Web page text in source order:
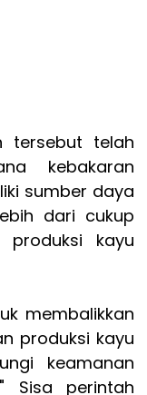
tersebut telah
kebakaran
sumber daya
dari cukup
produksi kayu
membalikkan
produksi kayu
keamanan
Sisa perintah